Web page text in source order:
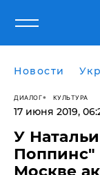
Новости
ДИАЛОГ КУЛЬТУРА
17 июня 2019,
У
Поппинс"
Москве